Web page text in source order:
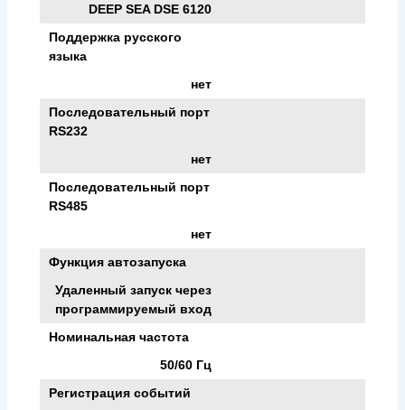
DEEP SEA DSE 6120
Поддержка русского
языка
нет
Последовательный порт
RS232
нет
Последовательный порт
RS485
нет
Функция автозапуска
Удаленный запуск через
программируемый вход
Номинальная частота
50/60 Гц
Регистрация событий